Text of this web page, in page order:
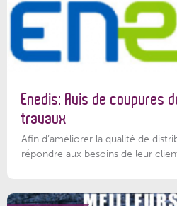
Enedis: Avis de coupures
travaux
Afin d’améliorer la qualité de
répondre aux besoins de leur